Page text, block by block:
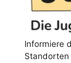
Informiere